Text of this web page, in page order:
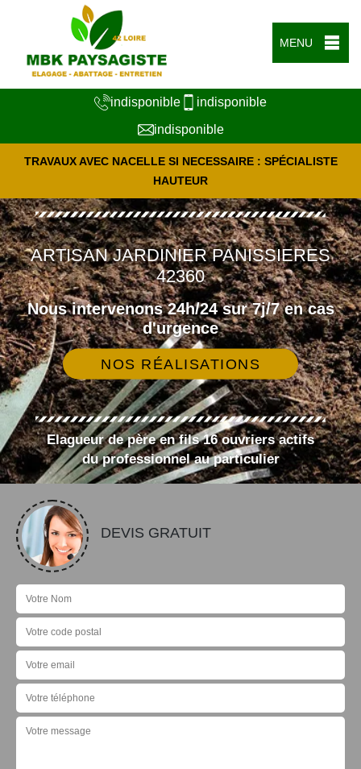
MENU
indisponible
indisponible
indisponible
TRAVAUX AVEC NACELLE SI NECESSAIRE : SPÉCIALISTE
HAUTEUR
ARTISAN JARDINIER PANISSIERES
42360
Nous intervenons 24h/24 sur 7j/7 en cas
d'urgence
NOS RÉALISATIONS
Elagueur de père en fils 16 ouvriers actifs
du professionnel au particulier
DEVIS GRATUIT